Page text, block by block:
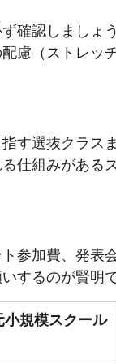
確認しましょ
慮（ストレッ
す選抜クラス
仕組みがある
参加費、発表
するのが賢明で
小規模スクール